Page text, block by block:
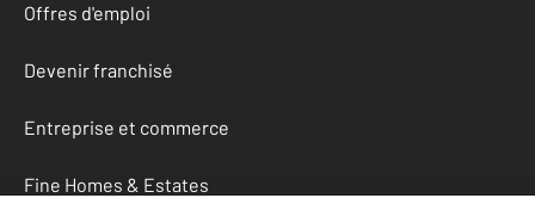
Offres d'emploi
Devenir franchisé
Entreprise et commerce
Fine Homes & Estates